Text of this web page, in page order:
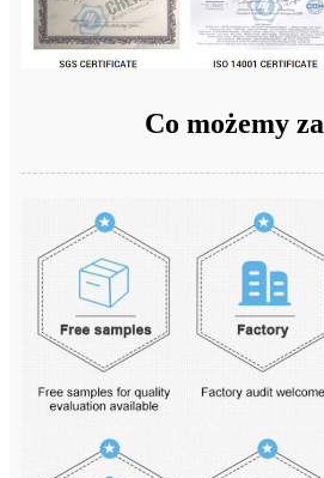
Co możemy